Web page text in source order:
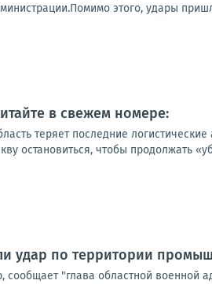
этого, удары
в свежем номере:
теряет последние
остановиться, чтобы продолжать
удар по территории
"глава областной военной